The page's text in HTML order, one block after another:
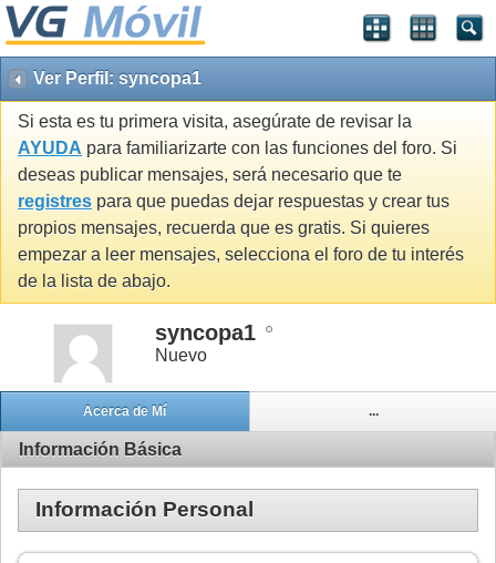
Ver Perfil: syncopa1
Si esta es tu primera visita, asegúrate de revisar la
AYUDA para familiarizarte con las funciones del foro. Si
deseas publicar mensajes, será necesario que te
registres para que puedas dejar respuestas y crear tus
propios mensajes, recuerda que es gratis. Si quieres
empezar a leer mensajes, selecciona el foro de tu interés
de la lista de abajo.
syncopa1
Nuevo
Acerca de Mí ...
Información Básica
Información Personal